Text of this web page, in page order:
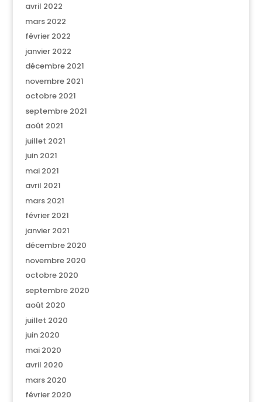
avril 2022
mars 2022
février 2022
janvier 2022
décembre 2021
novembre 2021
octobre 2021
septembre 2021
août 2021
juillet 2021
juin 2021
mai 2021
avril 2021
mars 2021
février 2021
janvier 2021
décembre 2020
novembre 2020
octobre 2020
septembre 2020
août 2020
juillet 2020
juin 2020
mai 2020
avril 2020
mars 2020
février 2020